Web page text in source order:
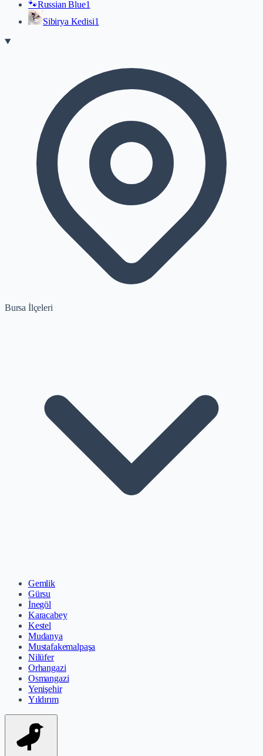
🐾Russian Blue1
Sibirya Kedisi1
Bursa İlçeleri
Gemlik
Gürsu
İnegöl
Karacabey
Kestel
Mudanya
Mustafakemalpaşa
Nilüfer
Orhangazi
Osmangazi
Yenişehir
Yıldırım